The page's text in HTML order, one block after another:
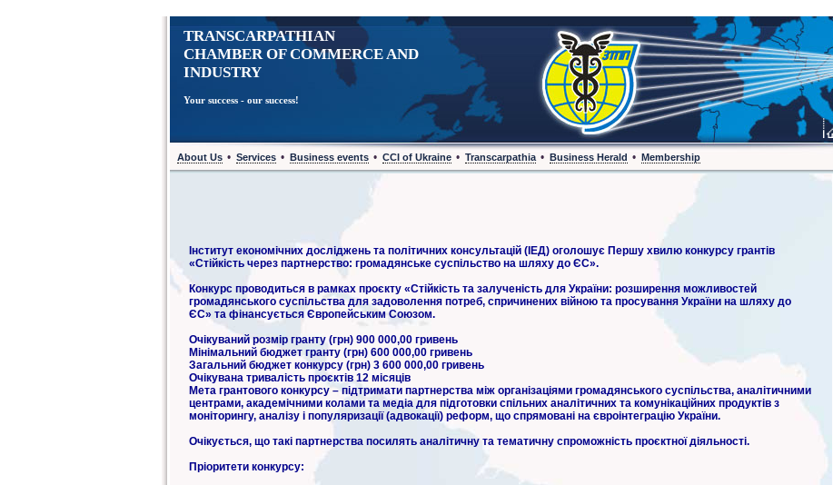
TRANSCARPATHIAN
CHAMBER OF COMMERCE AND
INDUSTRY
Your success - our success!
About Us • Services • Business events • CCI of Ukraine • Transcarpathia • Business Herald • Membership
Інститут економічних досліджень та політичних консультацій (ІЕД) оголошує Першу хвилю конкурсу грантів
«Стійкість через партнерство: громадянське суспільство на шляху до ЄС».
Конкурс проводиться в рамках проєкту «Стійкість та залученість для України: розширення можливостей
громадянського суспільства для задоволення потреб, спричинених війною та просування України на шляху до
ЄС» та фінансується Європейським Союзом.
Очікуваний розмір гранту (грн) 900 000,00 гривень
Мінімальний бюджет гранту (грн) 600 000,00 гривень
Загальний бюджет конкурсу (грн) 3 600 000,00 гривень
Очікувана тривалість проєктів 12 місяців
Мета грантового конкурсу – підтримати партнерства між організаціями громадянського суспільства, аналітичними
центрами, академічними колами та медіа для підготовки спільних аналітичних та комунікаційних продуктів з
моніторингу, аналізу і популяризації (адвокації) реформ, що спрямовані на євроінтеграцію України.
Очікується, що такі партнерства посилять аналітичну та тематичну спроможність проєктної діяльності.
Пріоритети конкурсу: